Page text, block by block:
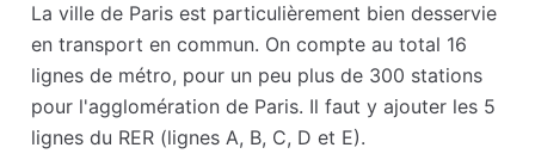
La ville de Paris est particulièrement bien desservie
en transport en commun. On compte au total 16
lignes de métro, pour un peu plus de 300 stations
pour l'agglomération de Paris. Il faut y ajouter les 5
lignes du RER (lignes A, B, C, D et E).